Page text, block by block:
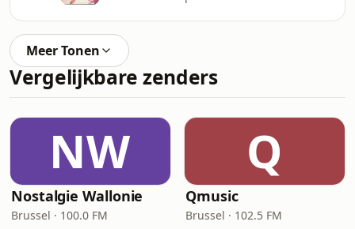
Meer Tonen
Vergelijkbare zenders
NW
Nostalgie Wallonie
Brussel · 100.0 FM
Q
Qmusic
Brussel · 102.5 FM